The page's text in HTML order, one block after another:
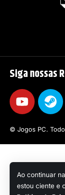
Ao continuar
estou ciente e
Siga nossas
© Jogos PC.